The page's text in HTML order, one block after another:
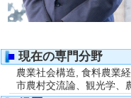
■ 現在の専門分野
農業社会構造, 食料農業
市農村交流論、観光学、